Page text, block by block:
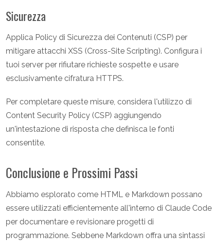
Sicurezza
Applica Policy di Sicurezza dei Contenuti (CSP) per
mitigare attacchi XSS (Cross-Site Scripting). Configura i
tuoi server per rifiutare richieste sospette e usare
esclusivamente cifratura HTTPS.
Per completare queste misure, considera l'utilizzo di
Content Security Policy (CSP) aggiungendo
un'intestazione di risposta che definisca le fonti
consentite.
Conclusione e Prossimi Passi
Abbiamo esplorato come HTML e Markdown possano
essere utilizzati efficientemente all'interno di Claude Code
per documentare e revisionare progetti di
programmazione. Sebbene Markdown offra una sintassi